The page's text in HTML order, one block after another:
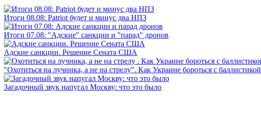
Итоги 08.08: Patriot будет и минус два НПЗ
Итоги 07.08: "Адские" санкции и "парад" дронов
Адские санкции. Решение Сената США
"Охотиться на лучника, а не на стрелу". Как Украине бороться с баллистикой
Загадочный звук напугал Москву: что это было